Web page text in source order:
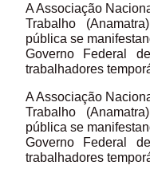
A Associação
Trabalho
pública se
Governo Federal
trabalhadores
A Associação
Trabalho
pública se
Governo Federal
trabalhadores